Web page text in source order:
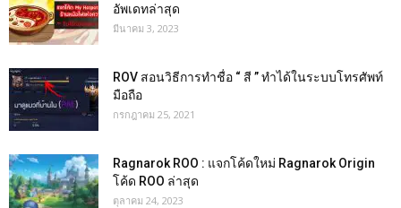
อัพเดทล่าสุด
มีนาคม 3, 2023
ROV สอนวิธีการทำชื่อ “ สี ” ทำได้ในระบบโทรศัพท์
มือถือ
กรกฎาคม 25, 2021
Ragnarok ROO : แจกโค้ดใหม่ Ragnarok Origin
โค้ด ROO ล่าสุด
ตุลาคม 24, 2023